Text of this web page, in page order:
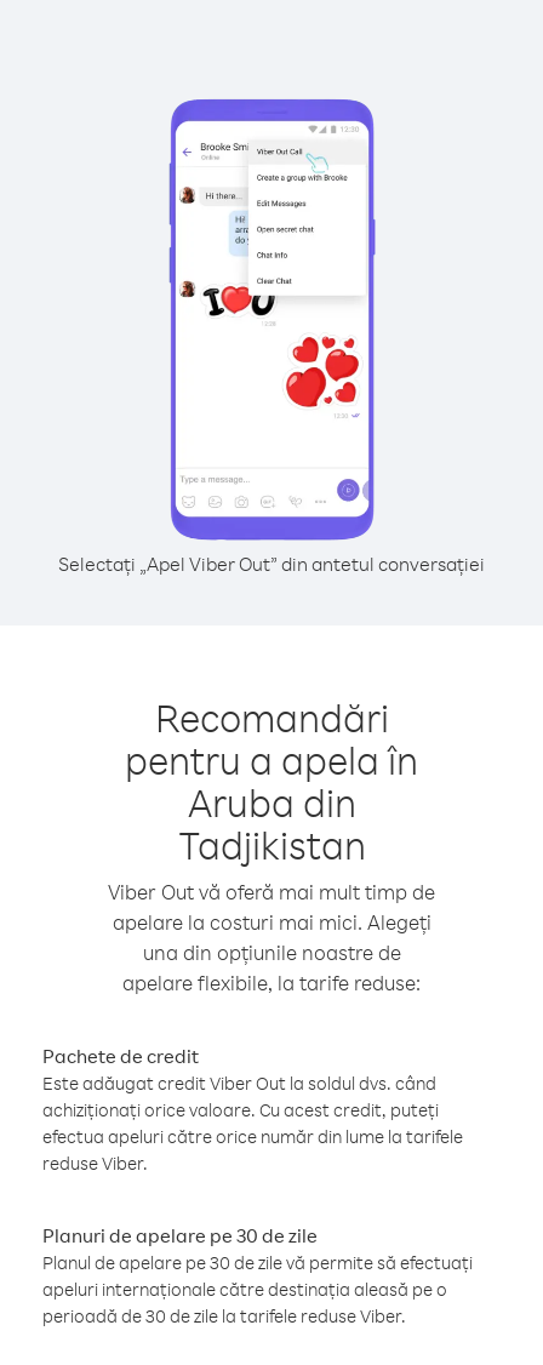
Selectați „Apel Viber Out” din antetul conversației
Recomandări
pentru a apela în
Aruba din
Tadjikistan
Viber Out vă oferă mai mult timp de
apelare la costuri mai mici. Alegeți
una din opțiunile noastre de
apelare flexibile, la tarife reduse:
Pachete de credit
Este adăugat credit Viber Out la soldul dvs. când
achiziționați orice valoare. Cu acest credit, puteți
efectua apeluri către orice număr din lume la tarifele
reduse Viber.
Planuri de apelare pe 30 de zile
Planul de apelare pe 30 de zile vă permite să efectuați
apeluri internaționale către destinația aleasă pe o
perioadă de 30 de zile la tarifele reduse Viber.